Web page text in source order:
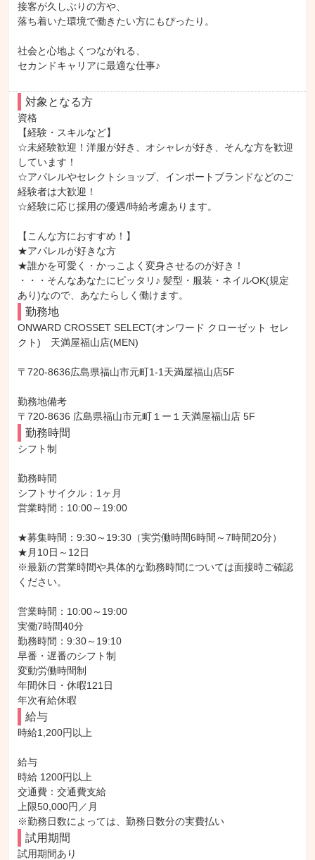
接客が久しぶりの方や、
落ち着いた環境で働きたい方にもぴったり。
社会と心地よくつながれる、
セカンドキャリアに最適な仕事♪
対象となる方
資格
【経験・スキルなど】
☆未経験歓迎！洋服が好き、オシャレが好き、そんな方を歓迎
しています！
☆アパレルやセレクトショップ、インポートブランドなどのご
経験者は大歓迎！
☆経験に応じ採用の優遇/時給考慮あります。
【こんな方におすすめ！】
★アパレルが好きな方
★誰かを可愛く・かっこよく変身させるのが好き！
・・・そんなあなたにピッタリ♪ 髪型・服装・ネイルOK(規定
あり)なので、あなたらしく働けます。
勤務地
ONWARD CROSSET SELECT(オンワード クローゼット セレ
クト)　天満屋福山店(MEN)
〒720-8636広島県福山市元町1-1天満屋福山店5F
勤務地備考
〒720-8636 広島県福山市元町１ー１天満屋福山店 5F
勤務時間
シフト制
勤務時間
シフトサイクル：1ヶ月
営業時間：10:00～19:00
★募集時間：9:30～19:30（実労働時間6時間～7時間20分）
★月10日～12日
※最新の営業時間や具体的な勤務時間については面接時ご確認
ください。
営業時間：10:00～19:00
実働7時間40分
勤務時間：9:30～19:10
早番・遅番のシフト制
変動労働時間制
年間休日・休暇121日
年次有給休暇
給与
時給1,200円以上
給与
時給 1200円以上
交通費：交通費支給
上限50,000円／月
※勤務日数によっては、勤務日数分の実費払い
試用期間
試用期間あり